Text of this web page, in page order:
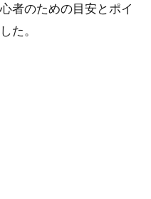
者のための目安とポイ
た。